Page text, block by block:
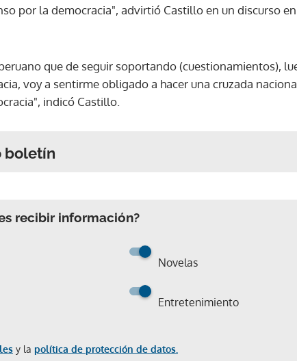
por la democracia", advirtió Castillo en un discurso
que de seguir soportando (cuestionamientos),
voy a sentirme obligado a hacer una cruzada
indicó Castillo.
boletín
recibir información?
Novelas
Entretenimiento
y la política de protección de datos.